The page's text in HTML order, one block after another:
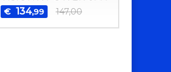
€ 134,99 147,00